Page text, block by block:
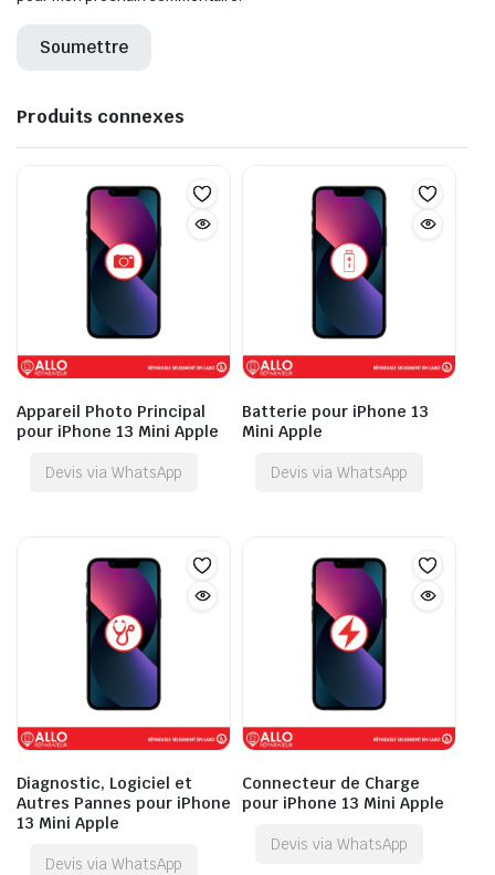
Produits connexes
Appareil Photo Principal
pour iPhone 13 Mini Apple
Devis via WhatsApp
Batterie pour iPhone 13
Mini Apple
Devis via WhatsApp
Diagnostic, Logiciel et
Autres Pannes pour iPhone
13 Mini Apple
Devis via WhatsApp
Connecteur de Charge
pour iPhone 13 Mini Apple
Devis via WhatsApp